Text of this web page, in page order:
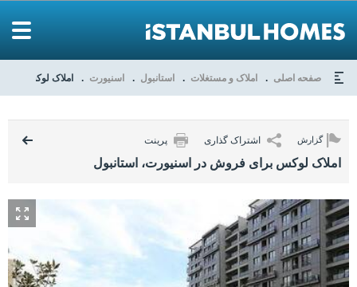
صفحه اصلی املاک و مستغلات استانبول اسنیورت املاک لوکس برای
گزارش اشتراک گذاری پرینت
املاک لوکس برای فروش در اسنیورت، استانبول